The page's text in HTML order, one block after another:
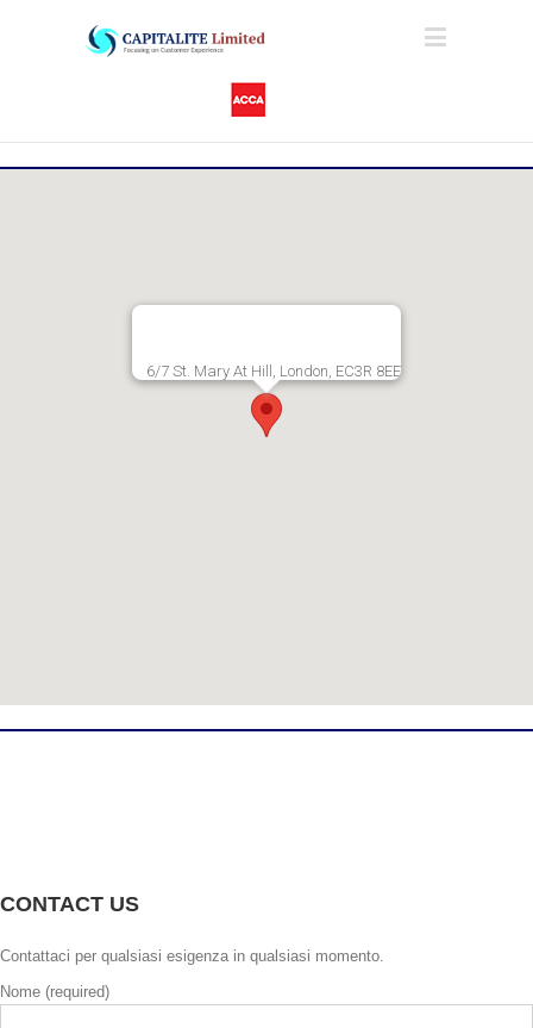
6/7 St. Mary At Hill, London, EC3R 8EE
CONTACT US
Contattaci per qualsiasi esigenza in qualsiasi momento.
Nome (required)